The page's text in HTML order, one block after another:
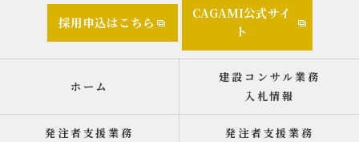
採用申込はこちら
CAGAMI公式サイ
ト
ホーム
建設コンサル業務
入札情報
発注者支援業務
発注者支援業務